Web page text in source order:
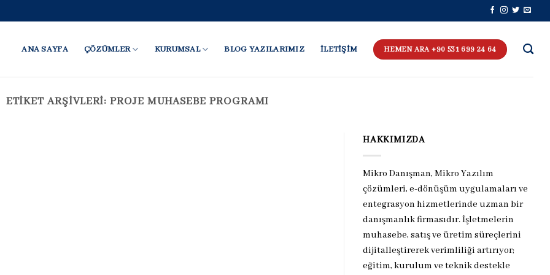
ANA SAYFA ÇÖZÜMLER KURUMSAL BLOG YAZILARIMIZ İLETİŞİM HEMEN ARA +90 531 699 24 64
ETIKET ARŞIVLERI:PROJE MUHASEBE PROGRAMI
HAKKIMIZDA
Mikro Danışman, Mikro Yazılım
çözümleri, e-dönüşüm uygulamaları ve
entegrasyon hizmetlerinde uzman bir
danışmanlık firmasıdır. İşletmelerin
muhasebe, satış ve üretim süreçlerini
dijitalleştirerek verimliliği artırıyor;
eğitim, kurulum ve teknik destekle